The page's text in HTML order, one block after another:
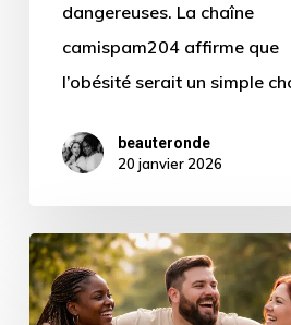
dangereuses. La chaîne
camispam204 affirme que
l’obésité serait un simple
beauteronde
20 janvier 2026
S’antiposer
à
la